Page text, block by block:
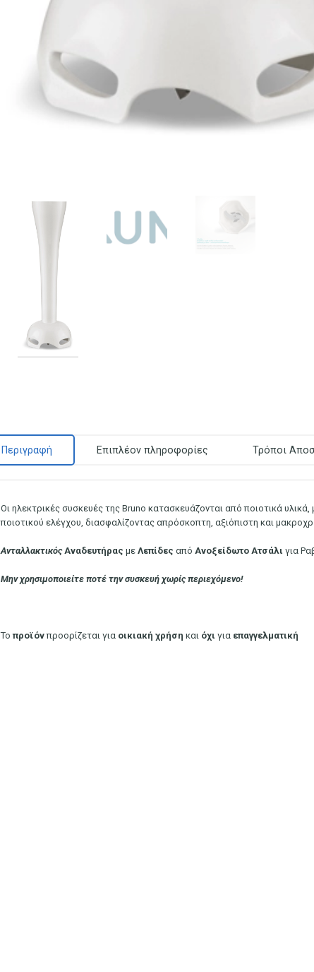
Περιγραφή Επιπλέον πληροφορίες Τρόποι
Οι ηλεκτρικές συσκευές της Bruno κατασκευάζονται από ποιοτικά
ποιοτικού ελέγχου, διασφαλίζοντας απρόσκοπτη, αξιόπιστη και
Ανταλλακτικός Αναδευτήρας με Λεπίδες από Ανοξείδωτο Ατσάλι για
Μην χρησιμοποιείτε ποτέ την συσκευή χωρίς περιεχόμενο!
Τοπροϊόνπροορίζεται για οικιακή χρήση και όχι για επαγγελματική